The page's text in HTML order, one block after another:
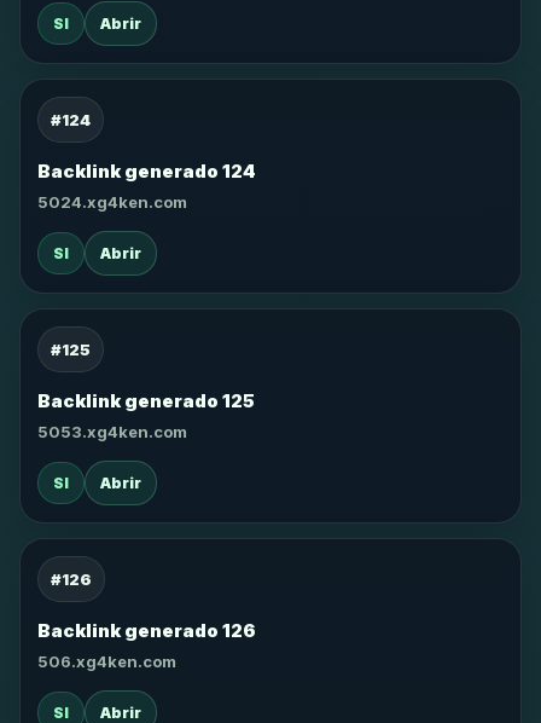
SI Abrir
#124
Backlink generado 124
5024.xg4ken.com
SI Abrir
#125
Backlink generado 125
5053.xg4ken.com
SI Abrir
#126
Backlink generado 126
506.xg4ken.com
SI Abrir